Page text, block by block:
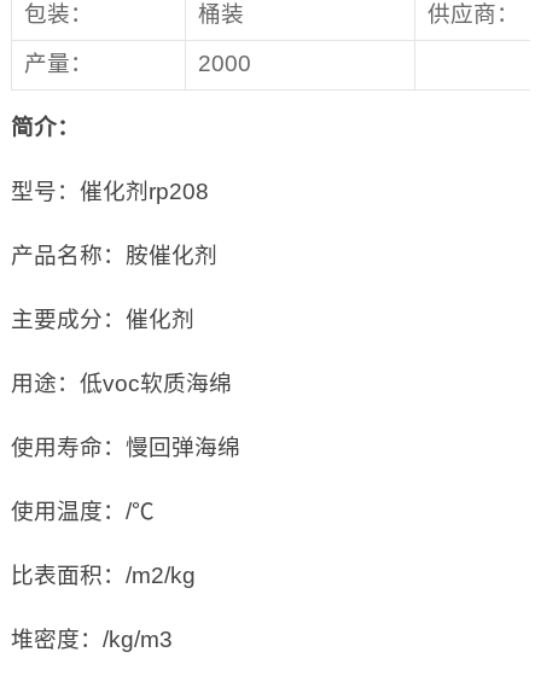
包装：
桶装
供应商：
产量：
2000
简介：
型号：催化剂rp208
产品名称：胺催化剂
主要成分：催化剂
用途：低voc软质海绵
使用寿命：慢回弹海绵
使用温度：/℃
比表面积：/m2/kg
堆密度：/kg/m3